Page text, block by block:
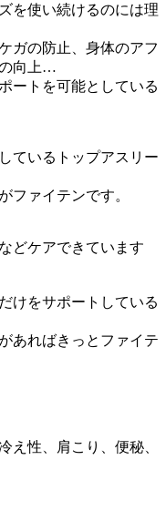
を使い続けるのには理
ガの防止、身体のアフ
向上…
ートを可能としている
ているトップアスリー
ファイテンです。
どケアできています
けをサポートしている
あればきっとファイテ
え性、肩こり、便秘、